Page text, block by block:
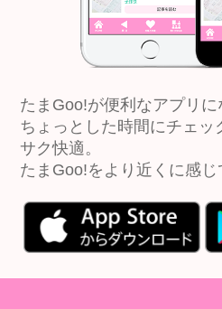
たまGoo!が便利なアプリに
ちょっとした時間にチェッ
サク快適。
たまGoo!をより近くに感じ